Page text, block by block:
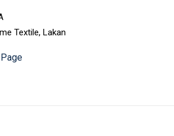
Textile, Lakan